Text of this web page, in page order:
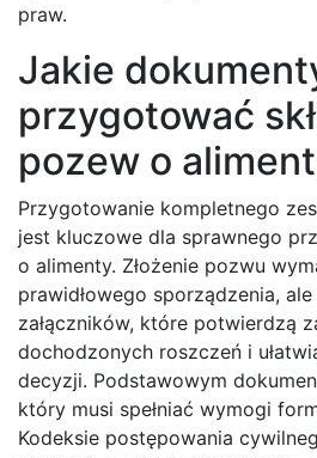
praw.
Jakie
przygotować
pozew o
Przygotowanie kompletnego
jest kluczowe dla sprawnego
o alimenty. Złożenie pozwu
prawidłowego sporządzenia,
załączników, które potwierdzą
dochodzonych roszczeń i
decyzji. Podstawowym
który musi spełniać wymogi
Kodeksie postępowania